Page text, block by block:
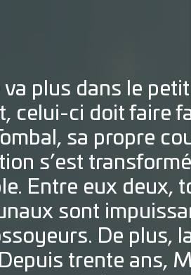
va plus dans le
celui-ci doit faire
sa propre
s’est
Entre eux deux,
sont
De plus,
trente ans,